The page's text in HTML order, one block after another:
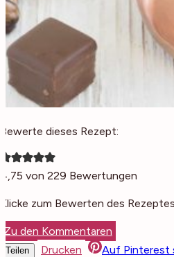
Bewerte dieses Rezept:
4,75 von 229 Bewertungen
Klicke zum Bewerten des
Zu den Kommentaren
Teilen Drucken Auf Pinterest